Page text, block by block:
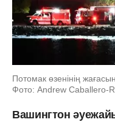
Потомак өзенінің
Фото: Andrew Caballero-
Вашингтон